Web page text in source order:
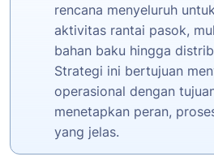
rencana menyeluruh
aktivitas rantai pasok,
bahan baku hingga
Strategi ini bertujuan
operasional dengan
menetapkan peran,
yang jelas.